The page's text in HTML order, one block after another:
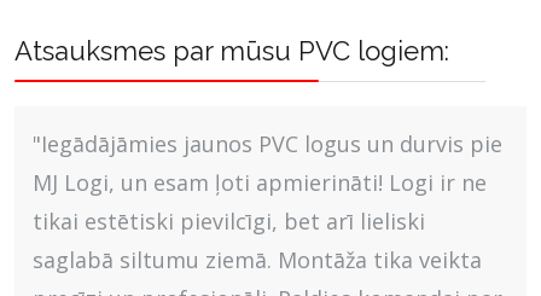
Atsauksmes par mūsu PVC logiem:
"Iegādājāmies jaunos PVC logus un durvis pie
MJ Logi, un esam ļoti apmierināti! Logi ir ne
tikai estētiski pievilcīgi, bet arī lieliski
saglabā siltumu ziemā. Montāža tika veikta